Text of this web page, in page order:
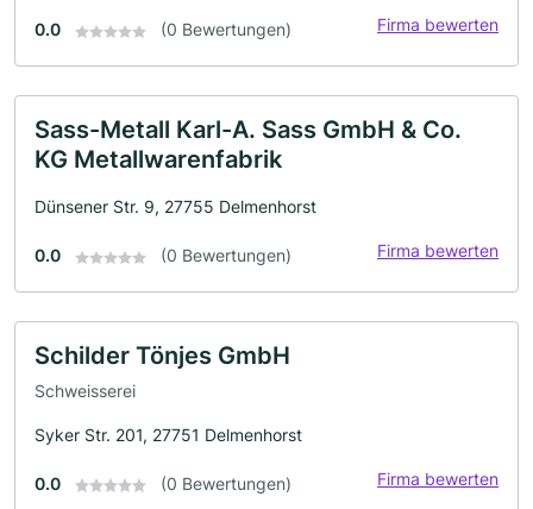
0.0 (0 Bewertungen) Firma bewerten
Sass-Metall Karl-A. Sass GmbH & Co.
KG Metallwarenfabrik
Dünsener Str. 9, 27755 Delmenhorst
0.0 (0 Bewertungen) Firma bewerten
Schilder Tönjes GmbH
Schweisserei
Syker Str. 201, 27751 Delmenhorst
0.0 (0 Bewertungen) Firma bewerten